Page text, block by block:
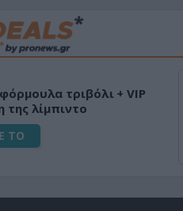
τριβόλι + VIP
της λίμπιντο
ΤΟ